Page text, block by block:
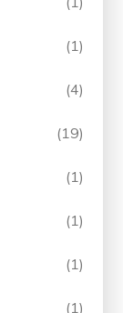
(1)
(4)
(19)
(1)
(1)
(1)
(1)